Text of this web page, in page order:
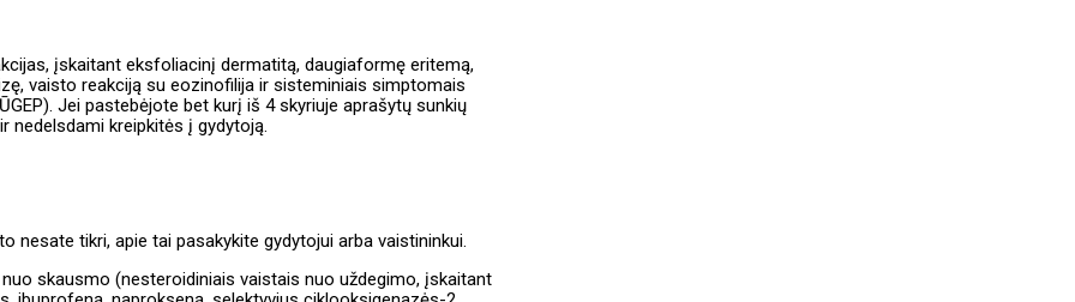
įskaitant eksfoliacinį dermatitą, daugiaformę eritemą,
vaisto reakciją su eozinofilija ir sisteminiais simptomais
Jei pastebėjote bet kurį iš 4 skyriuje aprašytų sunkių
nedelsdami kreipkitės į gydytoją.
nesate tikri, apie tai pasakykite gydytojui arba vaistininkui.
skausmo (nesteroidiniais vaistais nuo uždegimo, įskaitant